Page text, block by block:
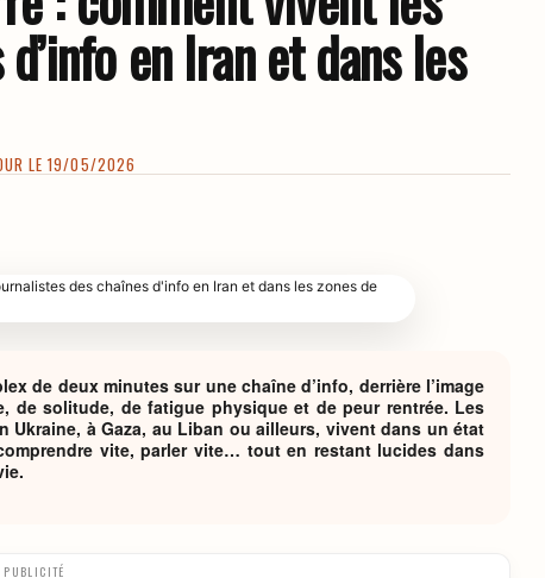
en Iran et dans les
LE 19/05/2026
de deux minutes sur une chaîne d’info, derrière l’image
de solitude, de fatigue physique et de peur rentrée. Les
Ukraine, à Gaza, au Liban ou ailleurs, vivent dans un état
vite, parler vite… tout en restant lucides dans
PUBLICITÉ